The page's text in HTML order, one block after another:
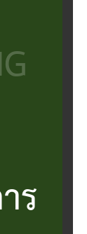
ร